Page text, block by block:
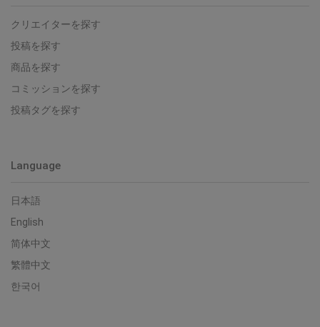
クリエイターを探す
投稿を探す
商品を探す
コミッションを探す
投稿タグを探す
Language
日本語
English
简体中文
繁體中文
한국어